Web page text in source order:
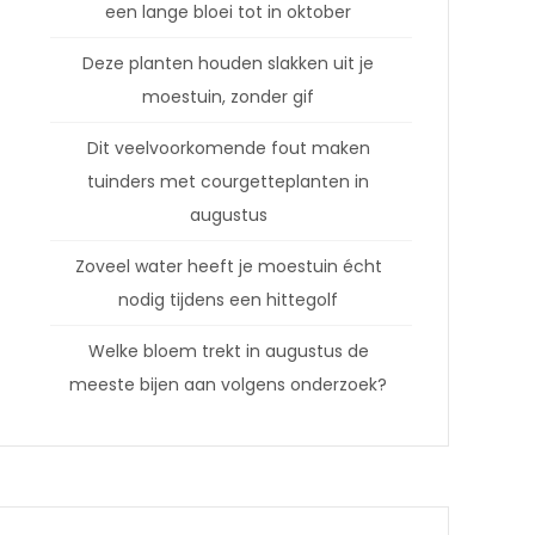
een lange bloei tot in oktober
Deze planten houden slakken uit je
moestuin, zonder gif
Dit veelvoorkomende fout maken
tuinders met courgetteplanten in
augustus
Zoveel water heeft je moestuin écht
nodig tijdens een hittegolf
Welke bloem trekt in augustus de
meeste bijen aan volgens onderzoek?